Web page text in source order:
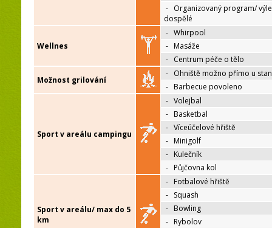
- Organizovaný program/
dospělé
Wellnes
- Whirpool
- Masáže
- Centrum péče o tělo
Možnost grilování
- Ohniště možno přímo u
- Barbecue povoleno
Sport v areálu campingu
- Volejbal
- Basketbal
- Víceúčelové hřiště
- Minigolf
- Kulečník
- Půjčovna kol
Sport v areálu/ max do 5
km
- Fotbalové hřiště
- Squash
- Bowling
- Rybolov